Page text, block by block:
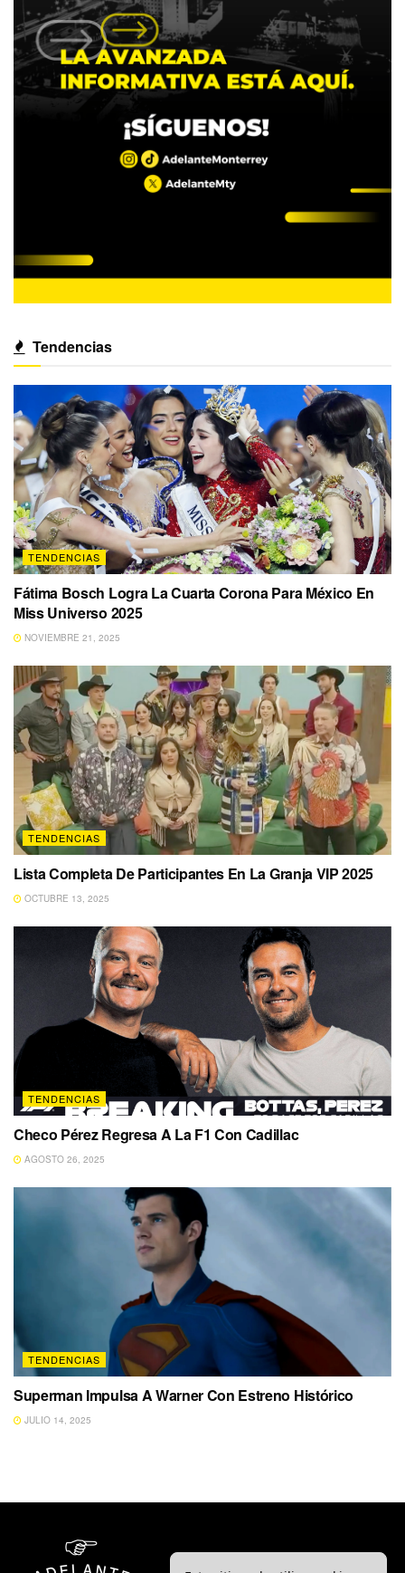
Tendencias
TENDENCIAS
Fátima Bosch Logra La Cuarta Corona Para México En
Miss Universo 2025
NOVIEMBRE 21, 2025
TENDENCIAS
Lista Completa De Participantes En La Granja VIP 2025
OCTUBRE 13, 2025
TENDENCIAS
Checo Pérez Regresa A La F1 Con Cadillac
AGOSTO 26, 2025
TENDENCIAS
Superman Impulsa A Warner Con Estreno Histórico
JULIO 14, 2025